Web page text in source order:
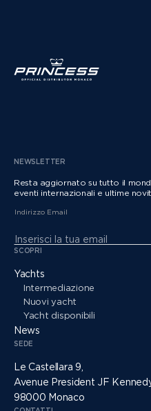
NEWSLETTER
Resta aggiornato su tutto il
eventi internazionali e ultime
Indirizzo Email
SCOPRI
Yachts
Intermediazione
Nuovi yacht
Yacht disponibili
News
SEDE
Le Castellara 9,
Avenue President JF
98000 Monaco